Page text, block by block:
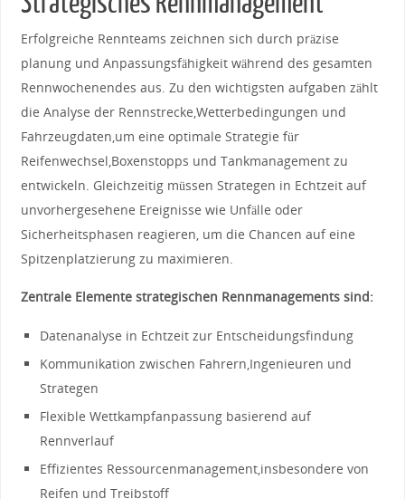
Erfolgreiche Rennteams zeichnen‌ sich ​durch ⁤präzise
planung und Anpassungsfähigkeit⁣ während des gesamten
Rennwochenendes aus. Zu‌ den wichtigsten aufgaben zählt
die⁣ Analyse der Rennstrecke,Wetterbedingungen und
Fahrzeugdaten,um eine optimale Strategie für
Reifenwechsel,Boxenstopps und Tankmanagement zu
‍entwickeln. Gleichzeitig müssen ‍Strategen in‌ Echtzeit auf
unvorhergesehene‍ Ereignisse wie Unfälle oder​
Sicherheitsphasen reagieren,‍ um​ die ⁢Chancen auf eine
Spitzenplatzierung zu maximieren.
Zentrale Elemente ⁣strategischen Rennmanagements sind:
Datenanalyse‍ in Echtzeit zur​ Entscheidungsfindung
Kommunikation zwischen Fahrern,Ingenieuren​ und⁣
Strategen
Flexible ⁤Wettkampfanpassung ⁤basierend auf
Rennverlauf
Effizientes Ressourcenmanagement,insbesondere ​von
Reifen und Treibstoff